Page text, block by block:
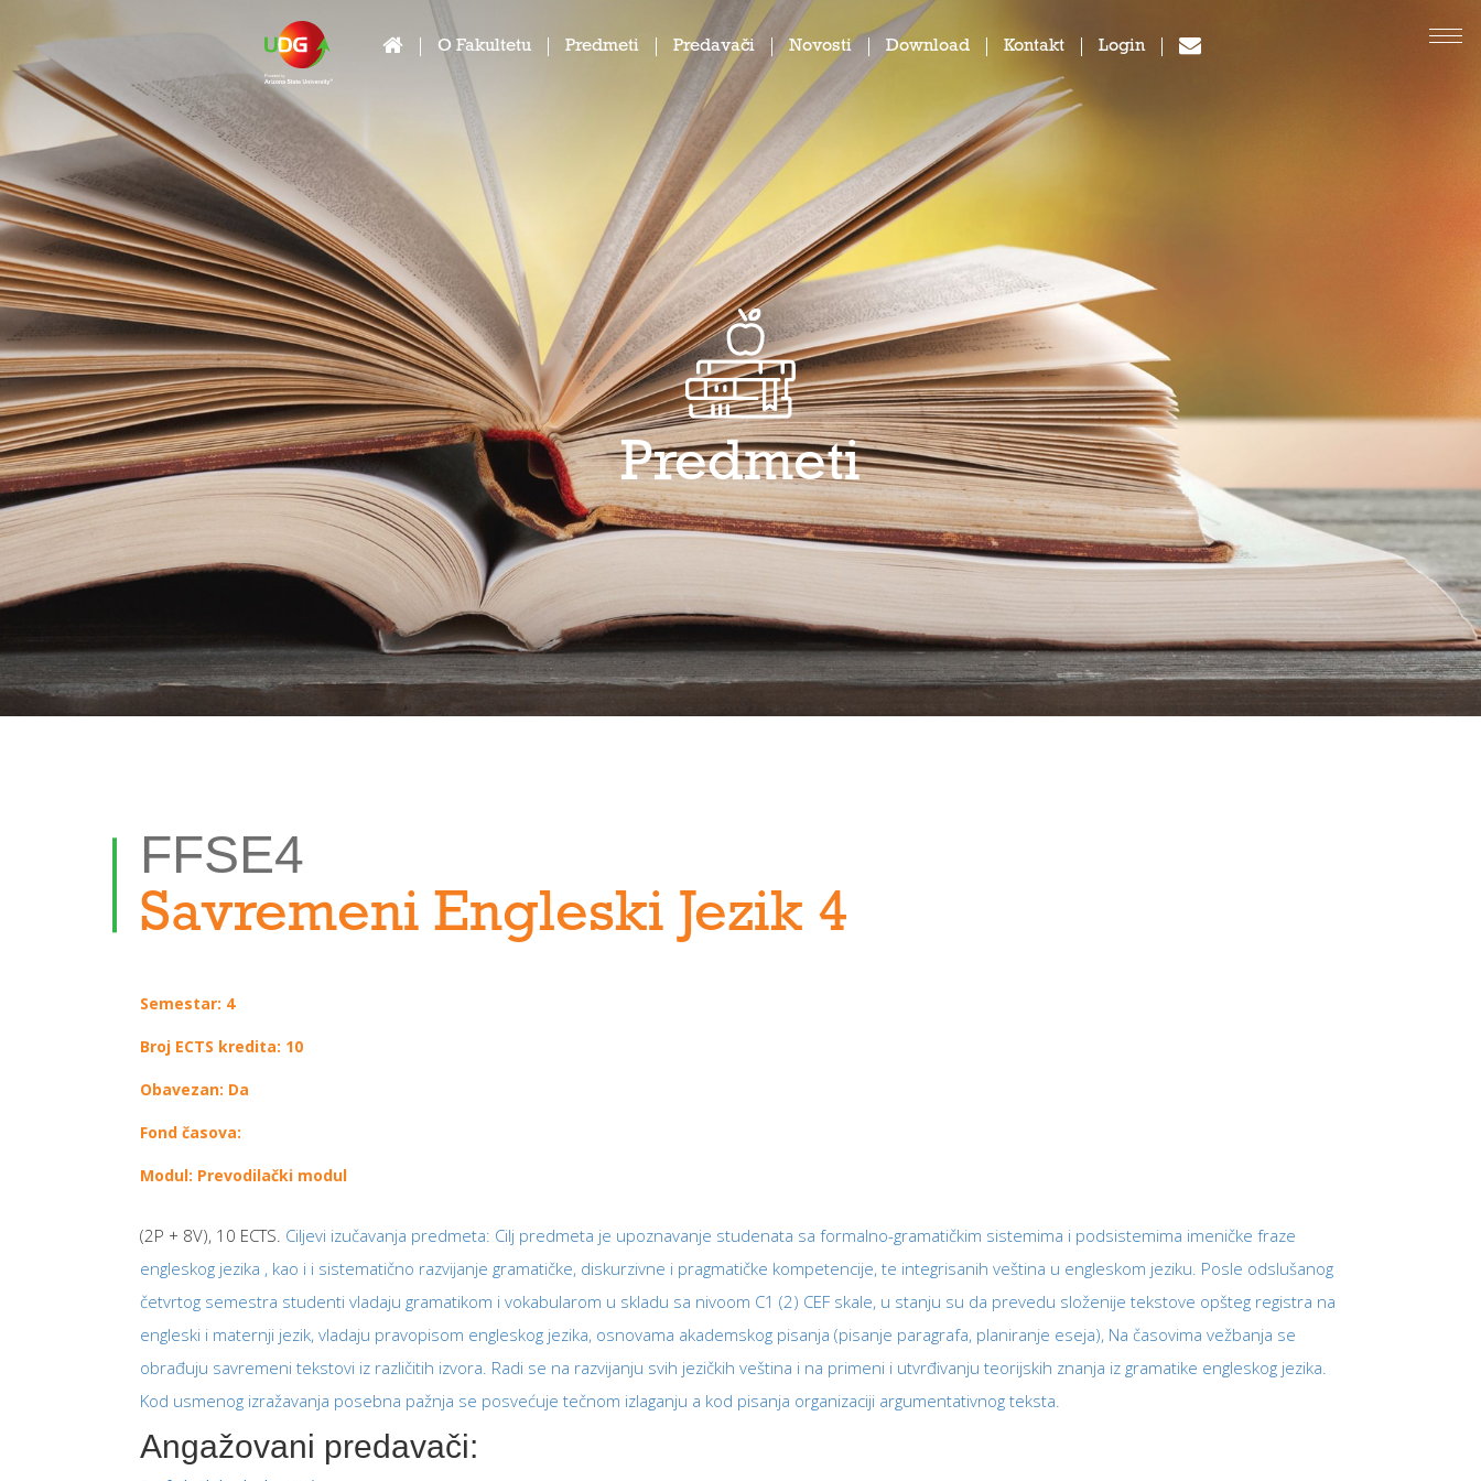
O Fakultetu Predmeti Predavači Novosti Download Kontakt Login
Predmeti
FFSE4
Savremeni Engleski Jezik 4
Semestar: 4
Broj ECTS kredita: 10
Obavezan: Da
Fond časova:
Modul: Prevodilački modul
(2P + 8V), 10 ECTS. Ciljevi izučavanja predmeta: Cilj predmeta je upoznavanje studenata sa formalno-gramatičkim sistemima i podsistemima imeničke fraze
engleskog jezika , kao i i sistematično razvijanje gramatičke, diskurzivne i pragmatičke kompetencije, te integrisanih veština u engleskom jeziku. Posle odslušanog
četvrtog semestra studenti vladaju gramatikom i vokabularom u skladu sa nivoom C1 (2) CEF skale, u stanju su da prevedu složenije tekstove opšteg registra na
engleski i maternji jezik, vladaju pravopisom engleskog jezika, osnovama akademskog pisanja (pisanje paragrafa, planiranje eseja), Na časovima vežbanja se
obrađuju savremeni tekstovi iz različitih izvora. Radi se na razvijanju svih jezičkih veština i na primeni i utvrđivanju teorijskih znanja iz gramatike engleskog jezika.
Kod usmenog izražavanja posebna pažnja se posvećuje tečnom izlaganju a kod pisanja organizaciji argumentativnog teksta.
Angažovani predavači: